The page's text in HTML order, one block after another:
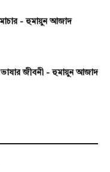
- হুমায়ুন আজাদ
জীবনী - হুমায়ুন আজাদ